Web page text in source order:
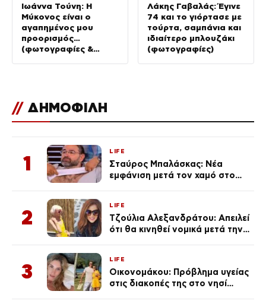
Ιωάννα Τούνη: Η
Μύκονος είναι ο
αγαπημένος μου
προορισμός…
(φωτογραφίες &
Λάκης Γαβαλάς: Έγινε
74 και το γιόρτασε με
τούρτα, σαμπάνια και
ιδιαίτερο μπλουζάκι
(φωτογραφίες)
// ΔΗΜΟΦΙΛΗ
1
LIFE
Σταύρος Μπαλάσκας: Νέα
εμφάνιση μετά τον χαμό στο
2
LIFE
Τζούλια Αλεξανδράτου: Απειλεί
ότι θα κινηθεί νομικά μετά την
3
LIFE
Οικονομάκου: Πρόβλημα υγείας
στις διακοπές της στο νησί